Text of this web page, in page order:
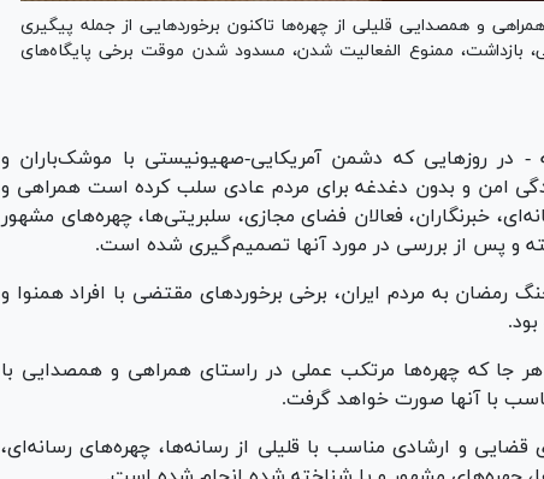
و همصدایی قلیلی از چهره‌ها تاکنون برخورد‌هایی از جمله پیگیری
بازداشت، ممنوع الفعالیت شدن، مسدود شدن موقت برخی پایگاه‌های
- در روز‌هایی که دشمن آمریکایی-صهیونیستی با موشک‌باران و
امن و بدون دغدغه برای مردم عادی سلب کرده است همراهی و
خبرنگاران، فعالان فضای مجازی، سلبریتی‌ها، چهره‌های مشهور
و پس از بررسی در مورد آنها تصمیم‌گیری شده است.
رمضان به مردم ایران، برخی برخورد‌های مقتضی با افراد همنوا و
هر جا که چهره‌ها مرتکب عملی در راستای همراهی و همصدایی با
با آنها صورت خواهد گرفت.
و ارشادی مناسب با قلیلی از رسانه‌ها، چهره‌های رسانه‌ای،